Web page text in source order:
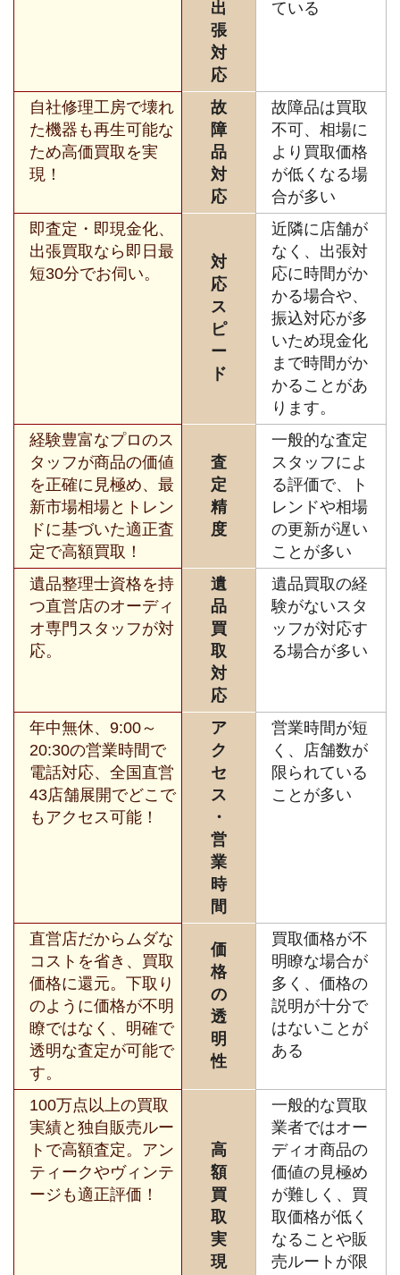
出
張
対
応
ている
自社修理工房で壊れ
た機器も再生可能な
ため高価買取を実
現！
故
障
品
対
応
故障品は買取
不可、相場に
より買取価格
が低くなる場
合が多い
即査定・即現金化、
出張買取なら即日最
短30分でお伺い。
対
応
ス
ピ
ー
ド
近隣に店舗が
なく、出張対
応に時間がか
かる場合や、
振込対応が多
いため現金化
まで時間がか
かることがあ
ります。
経験豊富なプロのス
タッフが商品の価値
を正確に見極め、最
新市場相場とトレン
ドに基づいた適正査
定で高額買取！
査
定
精
度
一般的な査定
スタッフによ
る評価で、ト
レンドや相場
の更新が遅い
ことが多い
遺品整理士資格を持
つ直営店のオーディ
オ専門スタッフが対
応。
遺
品
買
取
対
応
遺品買取の経
験がないスタ
ッフが対応す
る場合が多い
年中無休、9:00～
20:30の営業時間で
電話対応、全国直営
43店舗展開でどこで
もアクセス可能！
ア
ク
セ
ス
・
営
業
時
間
営業時間が短
く、店舗数が
限られている
ことが多い
直営店だからムダな
コストを省き、買取
価格に還元。下取り
のように価格が不明
瞭ではなく、明確で
透明な査定が可能で
す。
価
格
の
透
明
性
買取価格が不
明瞭な場合が
多く、価格の
説明が十分で
はないことが
ある
100万点以上の買取
実績と独自販売ルー
トで高額査定。アン
ティークやヴィンテ
ージも適正評価！
高
額
買
取
実
現
一般的な買取
業者ではオー
ディオ商品の
価値の見極め
が難しく、買
取価格が低く
なることや販
売ルートが限